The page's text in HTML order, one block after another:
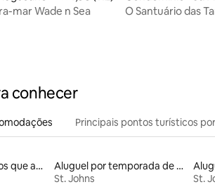
mar Wade n Sea
O Santuário das
conhecer
Principais pontos turísticos
Aluguéis de espaços que aceitam animais de estimação
Aluguel por temporada de microcasas
St. Johns
St.